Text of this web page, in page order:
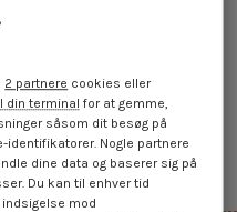
på lager
på internettet
2 partnere cookies eller
din terminal for at gemme,
såsom dit besøg på
identifikatorer. Nogle partnere
dine data og baserer sig på
Du kan til enhver tid
mod